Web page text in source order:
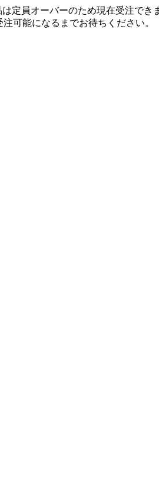
定員オーバーのため現在受注でき
可能になるまでお待ちください。